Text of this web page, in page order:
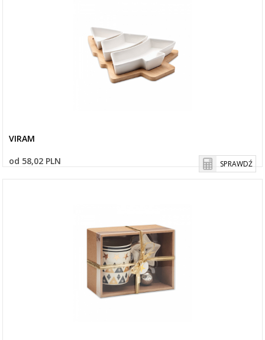
VIRAM
od 58,02 PLN
SPRAWDŹ